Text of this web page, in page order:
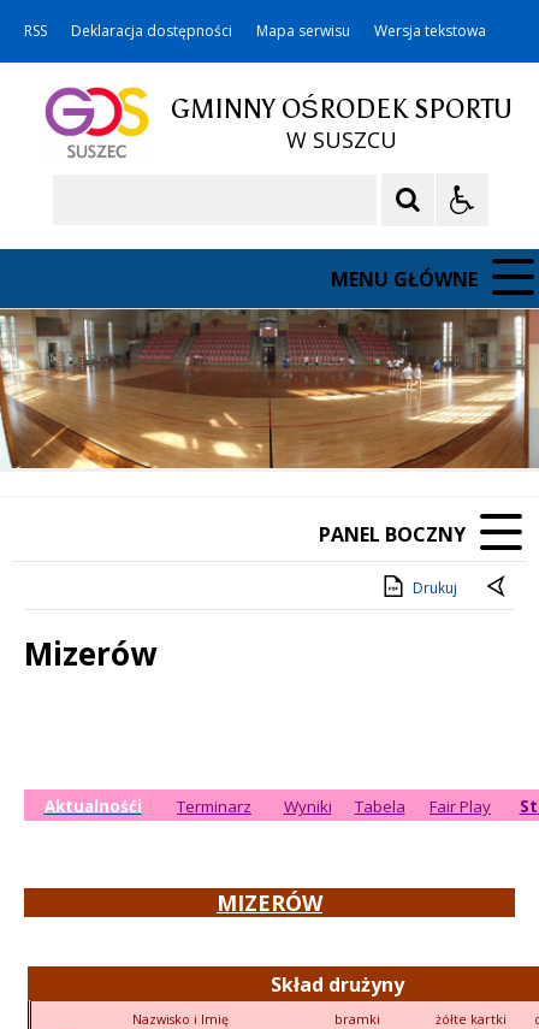
RSS Deklaracja dostępności Mapa serwisu Wersja tekstowa
GMINNY OŚRODEK SPORTU
W SUSZCU
MENU GŁÓWNE
PANEL BOCZNY
Drukuj
Mizerów
Aktualnośći Terminarz Wyniki Tabela Fair Play
MIZERÓW
Skład drużyny
Nazwisko i Imię bramki żółte kartki